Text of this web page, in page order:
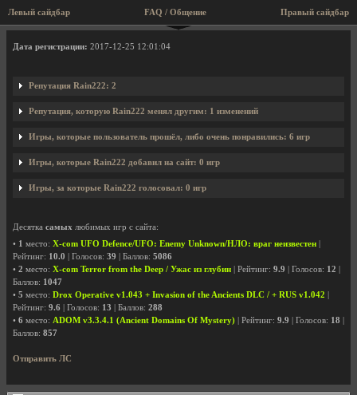
Левый сайдбар Правый сайдбар
FAQ / Общение
Профиль пользователя Rain222
Дата регистрации: 2017-12-25 12:01:04
Репутация Rain222: 2
Репутация, которую Rain222 менял другим: 1 изменений
Игры, которые пользователь прошёл, либо очень понравились: 6 игр
Игры, которые Rain222 добавил на сайт: 0 игр
Игры, за которые Rain222 голосовал: 0 игр
Десятка самых любимых игр с сайта:
• 1 место: X-com UFO Defence/UFO: Enemy Unknown/НЛО: враг неизвестен
Рейтинг: 10.0 | Голосов: 39 | Баллов: 5086
• 2 место: X-com Terror from the Deep / Ужас из глубин | Рейтинг: 9.9 | Голосов: 12
Баллов: 1047
• 5 место: Drox Operative v1.043 + Invasion of the Ancients DLC / + RUS v1.042
Рейтинг: 9.6 | Голосов: 13 | Баллов: 288
• 6 место: ADOM v3.3.4.1 (Ancient Domains Of Mystery) | Рейтинг: 9.9 | Голосов: 18
Баллов: 857
Отправить ЛС